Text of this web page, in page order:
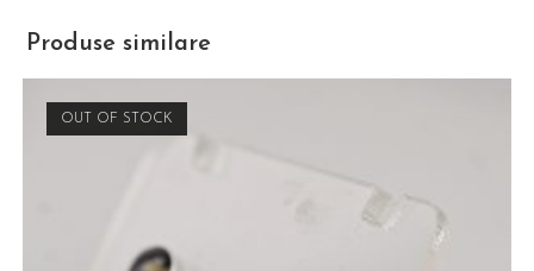
Produse similare
OUT OF STOCK